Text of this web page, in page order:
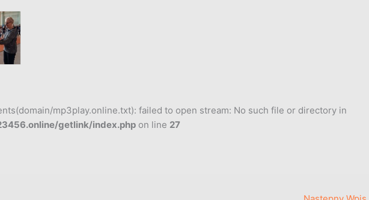
mp3play.online.txt): failed to open stream: No such file or directory in
getlink/index.php on line 27